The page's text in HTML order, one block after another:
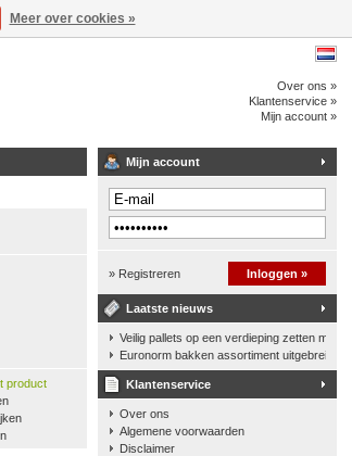
Over ons »
Klantenservice »
Mijn account »
product
Mijn account
» Registreren Inloggen »
Laatste nieuws
Veilig pallets op een verdieping zetten met
Euronorm bakken assortiment uitgebreid
Klantenservice
Over ons
Algemene voorwaarden
Disclaimer
Meer over cookies »